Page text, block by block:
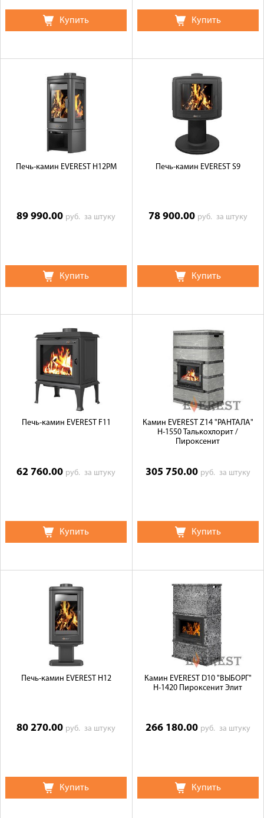
Купить Купить
Печь-камин EVEREST H12PM
89 990.00 руб.за штуку
Купить
Печь-камин EVEREST S9
78 900.00 руб. за штуку
Купить
Печь-камин EVEREST F11
62 760.00 руб.за штуку
Купить
Камин EVEREST Z14 "РАНТАЛА"
Н-1550 Талькохлорит /
Пироксенит
305 750.00 руб. за штуку
Купить
Печь-камин EVEREST H12
80 270.00 руб.за штуку
Купить
Камин EVEREST D10 "ВЫБОРГ"
Н-1420 Пироксенит Элит
266 180.00 руб. за штуку
Купить